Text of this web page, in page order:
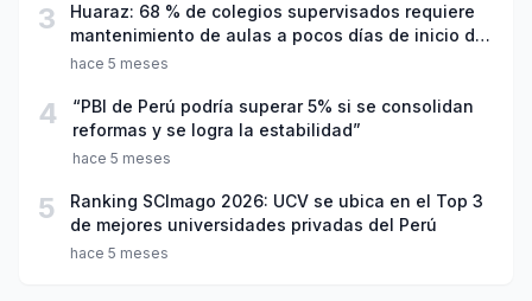
3
Huaraz: 68 % de colegios supervisados requiere
mantenimiento de aulas a pocos días de inicio del
año escolar 2026
hace 5 meses
4
“PBI de Perú podría superar 5% si se consolidan
reformas y se logra la estabilidad”
hace 5 meses
5
Ranking SCImago 2026: UCV se ubica en el Top 3
de mejores universidades privadas del Perú
hace 5 meses